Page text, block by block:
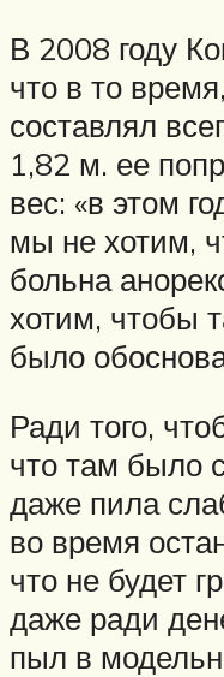
В 2008 году
что в то
составлял
1,82 м. ее
вес: «в этом
мы не хотим,
больна
хотим, чтобы
было
Ради того,
что там было
даже пила
во время
что не будет
даже ради
пыл в